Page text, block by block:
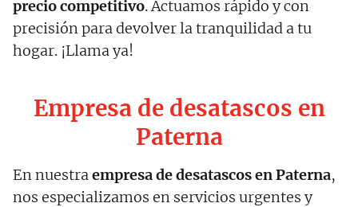
precio competitivo. Actuamos rápido y con
precisión para devolver la tranquilidad a tu
hogar. ¡Llama ya!
Empresa de desatascos en
Paterna
En nuestraempresa de desatascos enPaterna,
nos especializamos en servicios urgentes y